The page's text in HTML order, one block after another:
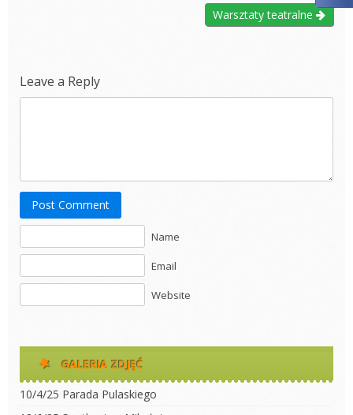
Warsztaty teatralne
Leave a Reply
Post Comment
Name
Email
Website
GALERIA ZDJĘĆ
10/4/25 Parada Pulaskiego